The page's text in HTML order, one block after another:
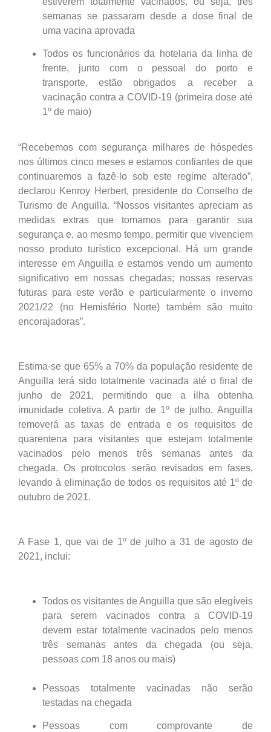
semanas se passaram desde a dose final de
uma vacina aprovada
Todos os funcionários da hotelaria da linha de
frente, junto com o pessoal do porto e
transporte, estão obrigados a receber a
vacinação contra a COVID-19 (primeira dose até
1º de maio)
“Recebemos com segurança milhares de hóspedes
nos últimos cinco meses e estamos confiantes de que
continuaremos a fazê-lo sob este regime alterado”,
declarou Kenroy Herbert, presidente do Conselho de
Turismo de Anguilla. “Nossos visitantes apreciam as
medidas extras que tomamos para garantir sua
segurança e, ao mesmo tempo, permitir que vivenciem
nosso produto turístico excepcional. Há um grande
interesse em Anguilla e estamos vendo um aumento
significativo em nossas chegadas; nossas reservas
futuras para este verão e particularmente o inverno
2021/22 (no Hemisfério Norte) também são muito
encorajadoras”.
Estima-se que 65% a 70% da população residente de
Anguilla terá sido totalmente vacinada até o final de
junho de 2021, permitindo que a ilha obtenha
imunidade coletiva. A partir de 1º de julho, Anguilla
removerá as taxas de entrada e os requisitos de
quarentena para visitantes que estejam totalmente
vacinados pelo menos três semanas antes da
chegada. Os protocolos serão revisados ​​em fases,
levando à eliminação de todos os requisitos até 1º de
outubro de 2021.
A Fase 1, que vai de 1º de julho a 31 de agosto de
2021, inclui:
Todos os visitantes de Anguilla que são elegíveis
para serem vacinados contra a COVID-19
devem estar totalmente vacinados pelo menos
três semanas antes da chegada (ou seja,
pessoas com 18 anos ou mais)
Pessoas totalmente vacinadas não serão
testadas na chegada
Pessoas com comprovante de